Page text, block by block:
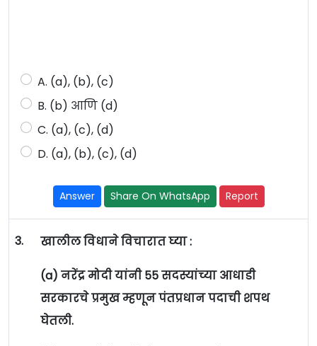
A. (a), (b), (c)
B. (b) आणि (d)
C. (a), (c), (d)
D. (a), (b), (c), (d)
Answer Share On WhatsApp Report
3. खालील विधाने विचारात घ्या :
(a) नरेंद्र मोदी यांनी 55 सदस्यांच्या आधाडी
सरकारचे प्रमुख म्हणून पंतप्रधान पदाची शपथ
घेतली.